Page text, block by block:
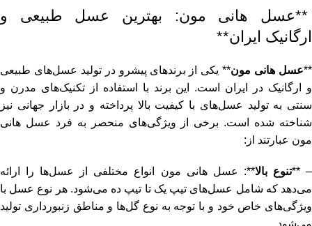
**عسل هانی مون: بهترین عسل طبیعی و
ارگانیک ایران**
**عسل هانی مون** یکی از برندهای پیشرو در تولید عسل‌های طبیعی
و ارگانیک در ایران است. این برند با استفاده از تکنیک‌های مدرن و
سنتی به تولید عسل‌های با کیفیت بالا پرداخته و در بازار جهانی نیز
شناخته شده است. برخی از ویژگی‌های منحصر به فرد عسل هانی
مون عبارتند از:
– **تنوع بالا**: عسل هانی مون انواع مختلفی از عسل‌ها را ارائه
می‌دهد که شامل عسل‌های تیپ یک تا تیپ ده می‌شود. هر نوع عسل با
ویژگی‌های خاص خود و با توجه به نوع گل‌ها و مناطق زنبورداری تولید
می‌شود.